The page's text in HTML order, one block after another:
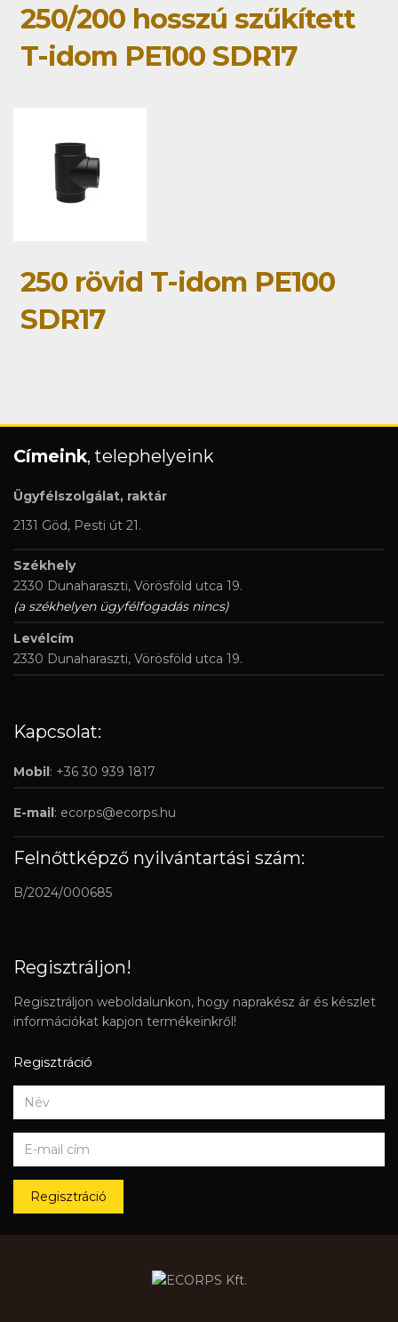
250/200 hosszú szűkített
T-idom PE100 SDR17
250 rövid T-idom PE100
SDR17
Címeink, telephelyeink
Ügyfélszolgálat, raktár
2131 Göd, Pesti út 21.
Székhely
2330 Dunaharaszti, Vörösföld utca 19.
(a székhelyen ügyfélfogadás nincs)
Levélcím
2330 Dunaharaszti, Vörösföld utca 19.
Kapcsolat:
Mobil: +36 30 939 1817
E-mail: ecorps@ecorps.hu
Felnőttképző nyilvántartási szám:
B/2024/000685
Regisztráljon!
Regisztráljon weboldalunkon, hogy naprakész ár és készlet
információkat kapjon termékeinkről!
Regisztráció
Regisztráció